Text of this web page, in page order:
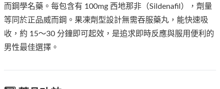
而鋼學名藥。每包含有 100mg 西地那非（Sildenafil），劑量
等同於正品威而鋼。果凍劑型設計無需吞服藥丸，能快速吸
收，約 15～30 分鐘即可起效，是追求即時反應與服用便利的
男性最佳選擇。